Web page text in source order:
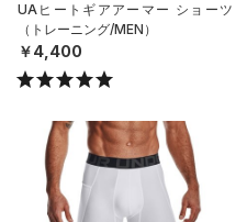
UAヒートギアアーマー ショーツ
（トレーニング/MEN）
￥4,400